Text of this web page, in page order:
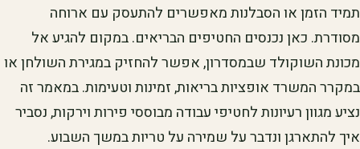
תמיד הזמן או הסבלנות מאפשרים להתעסק עם ארוחה
מסודרת. כאן נכנסים החטיפים הבריאים. במקום להגיע אל
מכונת השוקולד שבמסדרון, אפשר להחזיק במגירת השולחן או
במקרר המשרד אופציות בריאות, זמינות וטעימות. במאמר זה
נציע מגוון רעיונות לחטיפי עבודה מבוססי פירות וירקות, נסביר
איך להתארגן ונדבר על שמירה על טריות במשך השבוע.